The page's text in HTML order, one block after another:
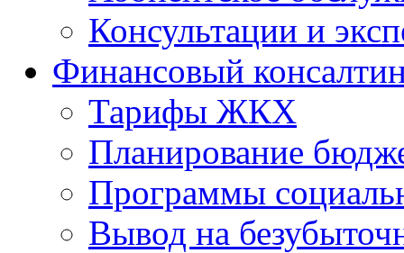
Консультации и
Финансовый
Тарифы ЖКХ
Планирование
Программы
Вывод на